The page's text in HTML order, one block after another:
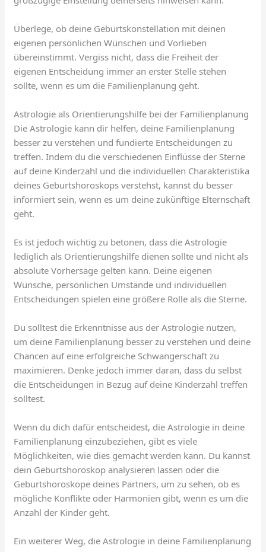
Überlege, ob deine Geburtskonstellation mit deinen
eigenen persönlichen Wünschen und Vorlieben
übereinstimmt. Vergiss nicht, dass die Freiheit der
eigenen Entscheidung immer an erster Stelle stehen
sollte, wenn es um die Familienplanung geht.
Astrologie als Orientierungshilfe bei der Familienplanung
Die Astrologie kann dir helfen, deine Familienplanung
besser zu verstehen und fundierte Entscheidungen zu
treffen. Indem du die verschiedenen Einflüsse der Sterne
auf deine Kinderzahl und die individuellen Charakteristika
deines Geburtshoroskops verstehst, kannst du besser
informiert sein, wenn es um deine zukünftige Elternschaft
geht.
Es ist jedoch wichtig zu betonen, dass die Astrologie
lediglich als Orientierungshilfe dienen sollte und nicht als
absolute Vorhersage gelten kann. Deine eigenen
Wünsche, persönlichen Umstände und individuellen
Entscheidungen spielen eine größere Rolle als die Sterne.
Du solltest die Erkenntnisse aus der Astrologie nutzen,
um deine Familienplanung besser zu verstehen und deine
Chancen auf eine erfolgreiche Schwangerschaft zu
maximieren. Denke jedoch immer daran, dass du selbst
die Entscheidungen in Bezug auf deine Kinderzahl treffen
solltest.
Wenn du dich dafür entscheidest, die Astrologie in deine
Familienplanung einzubeziehen, gibt es viele
Möglichkeiten, wie dies gemacht werden kann. Du kannst
dein Geburtshoroskop analysieren lassen oder die
Geburtshoroskope deines Partners, um zu sehen, ob es
mögliche Konflikte oder Harmonien gibt, wenn es um die
Anzahl der Kinder geht.
Ein weiterer Weg, die Astrologie in deine Familienplanung